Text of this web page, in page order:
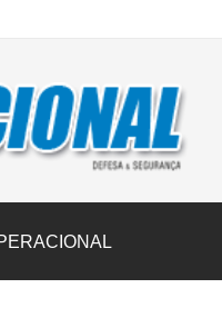
ao Rio Grande do Sul